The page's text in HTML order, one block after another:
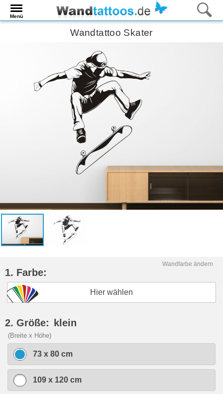
Menü
Wandtattoo Skater
Wandfarbe ändern
1. Farbe:
Hier wählen
2. Größe: klein
(Breite x Höhe)
73 x 80 cm
109 x 120 cm